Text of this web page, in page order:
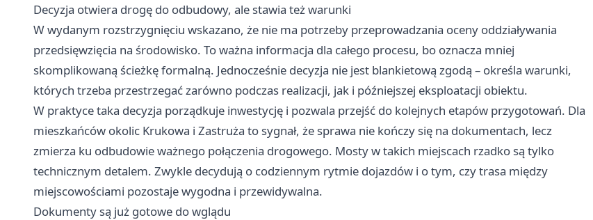
Decyzja otwiera drogę do odbudowy, ale stawia też warunki
W wydanym rozstrzygnięciu wskazano, że nie ma potrzeby przeprowadzania oceny oddziaływania
przedsięwzięcia na środowisko. To ważna informacja dla całego procesu, bo oznacza mniej
skomplikowaną ścieżkę formalną. Jednocześnie decyzja nie jest blankietową zgodą – określa warunki,
których trzeba przestrzegać zarówno podczas realizacji, jak i późniejszej eksploatacji obiektu.
W praktyce taka decyzja porządkuje inwestycję i pozwala przejść do kolejnych etapów przygotowań. Dla
mieszkańców okolic Krukowa i Zastruża to sygnał, że sprawa nie kończy się na dokumentach, lecz
zmierza ku odbudowie ważnego połączenia drogowego. Mosty w takich miejscach rzadko są tylko
technicznym detalem. Zwykle decydują o codziennym rytmie dojazdów i o tym, czy trasa między
miejscowościami pozostaje wygodna i przewidywalna.
Dokumenty są już gotowe do wglądu